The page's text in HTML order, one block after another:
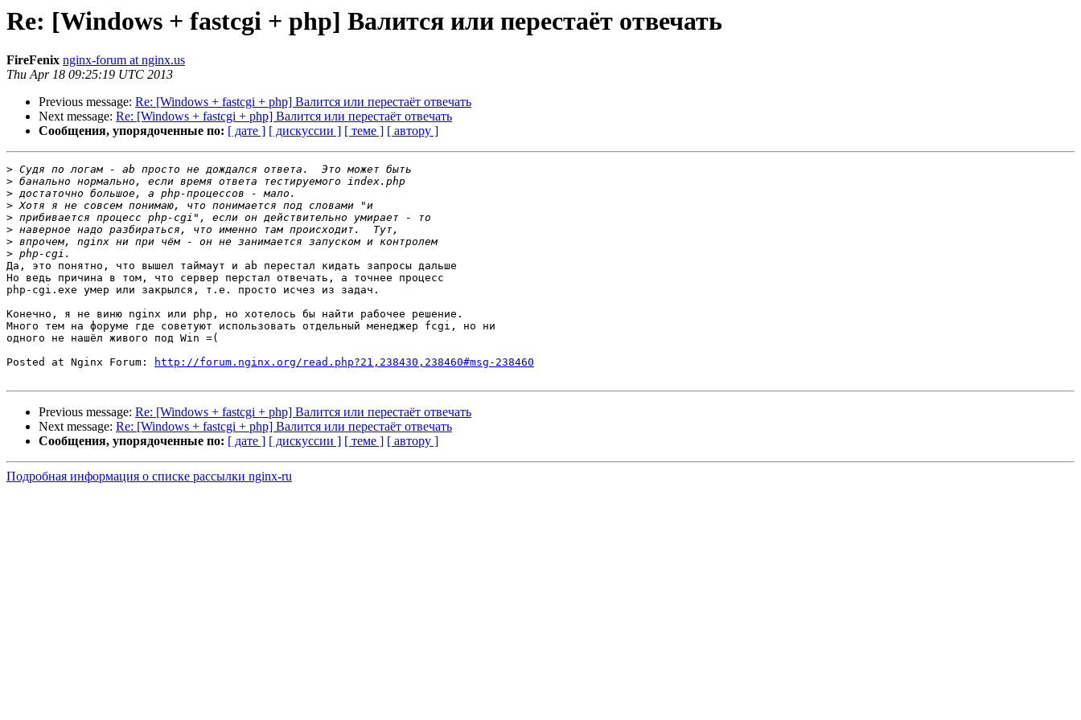
Re: [Windows + fastcgi + php] Валится или перестаёт отвечать
FireFenix nginx-forum at nginx.us
Thu Apr 18 09:25:19 UTC 2013
Previous message: Re: [Windows + fastcgi + php] Валится или перестаёт отвечать
Next message: Re: [Windows + fastcgi + php] Валится или перестаёт отвечать
Сообщения, упорядоченные по: [ дате ] [ дискуссии ] [ теме ] [ автору ]
>
>
>
>
>
>
>
>
Да, это понятно, что вышел таймаут и ab перестал кидать запросы дальше
Но ведь причина в том, что сервер перстал отвечать, а точнее процесс
php-cgi.exe умер или закрылся, т.е. просто исчез из задач.
Конечно, я не виню nginx или php, но хотелось бы найти рабочее решение.
Много тем на форуме где советуют использовать отдельный менеджер fcgi, но ни
одного не нашёл живого под Win =(
Posted at Nginx Forum:
http://forum.nginx.org/read.php?21,238430,238460#msg-238460
Previous message: Re: [Windows + fastcgi + php] Валится или перестаёт отвечать
Next message: Re: [Windows + fastcgi + php] Валится или перестаёт отвечать
Сообщения, упорядоченные по: [ дате ] [ дискуссии ] [ теме ] [ автору ]
Подробная информация о списке рассылки nginx-ru